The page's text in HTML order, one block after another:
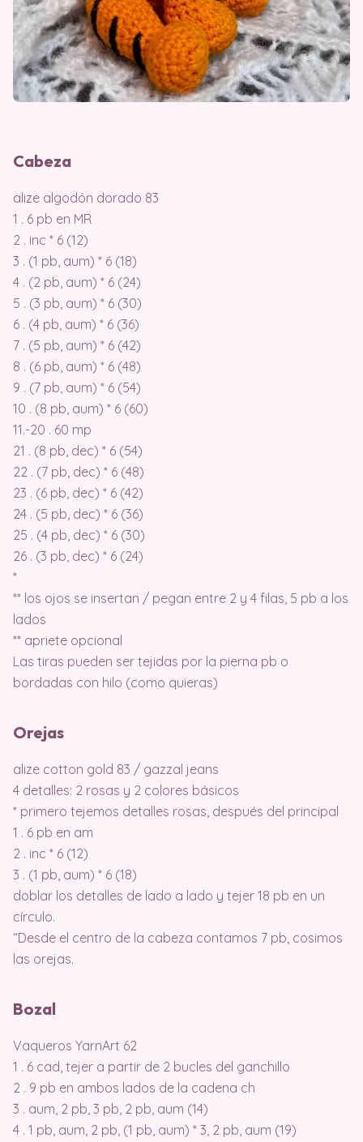
Cabeza
alize algodón dorado 83
1 . 6 pb en MR
2 . inc * 6 (12)
3 . (1 pb, aum) * 6 (18)
4 . (2 pb, aum) * 6 (24)
5 . (3 pb, aum) * 6 (30)
6 . (4 pb, aum) * 6 (36)
7 . (5 pb, aum) * 6 (42)
8 . (6 pb, aum) * 6 (48)
9 . (7 pb, aum) * 6 (54)
10 . (8 pb, aum) * 6 (60)
11.-20 . 60 mp
21 . (8 pb, dec) * 6 (54)
22 . (7 pb, dec) * 6 (48)
23 . (6 pb, dec) * 6 (42)
24 . (5 pb, dec) * 6 (36)
25 . (4 pb, dec) * 6 (30)
26 . (3 pb, dec) * 6 (24)
*
** los ojos se insertan / pegan entre 2 y 4 filas, 5 pb a los
lados
** apriete opcional
Las tiras pueden ser tejidas por la pierna pb o
bordadas con hilo (como quieras)
Orejas
alize cotton gold 83 / gazzal jeans
4 detalles: 2 rosas y 2 colores básicos
* primero tejemos detalles rosas, después del principal
1 . 6 pb en am
2 . inc * 6 (12)
3 . (1 pb, aum) * 6 (18)
doblar los detalles de lado a lado y tejer 18 pb en un
círculo.
“Desde el centro de la cabeza contamos 7 pb, cosimos
las orejas.
Bozal
Vaqueros YarnArt 62
1 . 6 cad, tejer a partir de 2 bucles del ganchillo
2 . 9 pb en ambos lados de la cadena ch
3 . aum, 2 pb, 3 pb, 2 pb, aum (14)
4 . 1 pb, aum, 2 pb, (1 pb, aum) * 3, 2 pb, aum (19)